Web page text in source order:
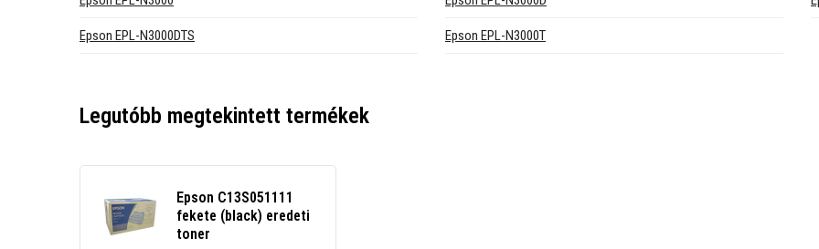
Epson EPL-N3000DTS Epson EPL-N3000T
Legutóbb megtekintett termékek
Epson C13S051111
fekete (black) eredeti
toner